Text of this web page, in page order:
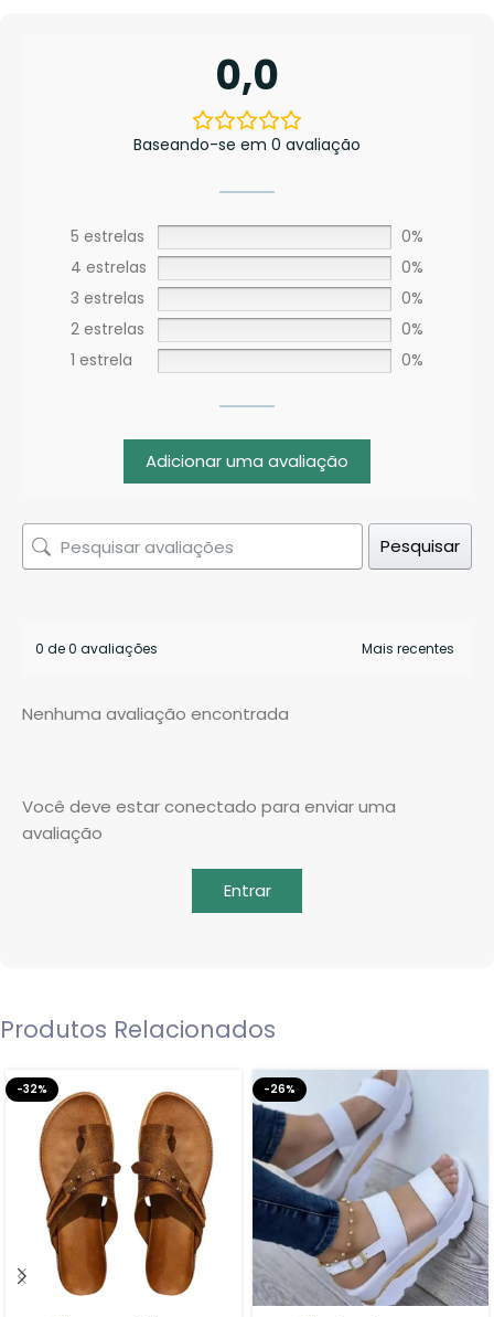
Você deve estar conectado para enviar uma
avaliação
Entrar
0,0
Baseando-se em 0 avaliação
5 estrelas
0%
4 estrelas
0%
3 estrelas
0%
2 estrelas
0%
1 estrela
0%
Adicionar uma avaliação
Pesquisar
0 de 0 avaliações
Nenhuma avaliação encontrada
Produtos Relacionados
-32% -26%